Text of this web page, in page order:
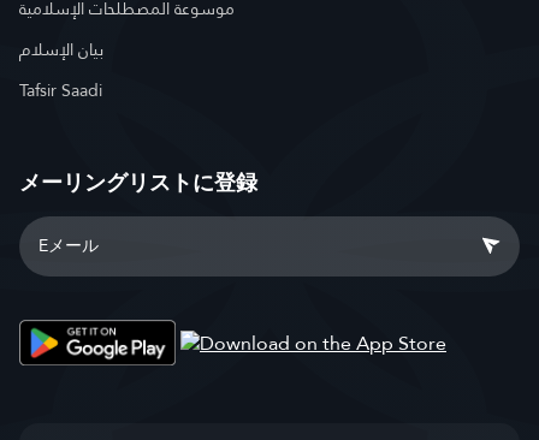
موسوعة المصطلحات الإسلامية
بيان الإسلام
Tafsir Saadi
メーリングリストに登録